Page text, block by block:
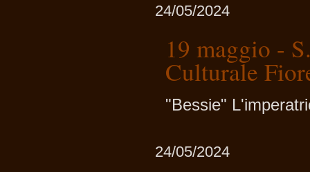
24/05/2024
19 maggio -
Culturale
"Bessie"
24/05/2024